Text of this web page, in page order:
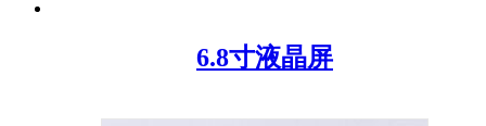
6.8寸液晶屏